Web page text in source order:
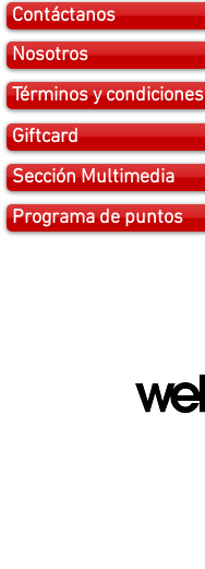
Contáctanos
Nosotros
Términos y condiciones
Giftcard
Sección Multimedia
Programa de puntos